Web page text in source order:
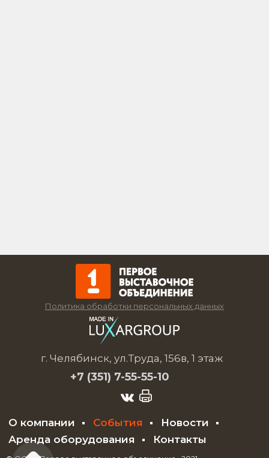
Политика обработки персональных данных
г. Челябинск, ул.Труда, 156в, 1 этаж
+7 (351) 7-55-55-10
О компании События
Новости
Аренда оборудования
Контакты